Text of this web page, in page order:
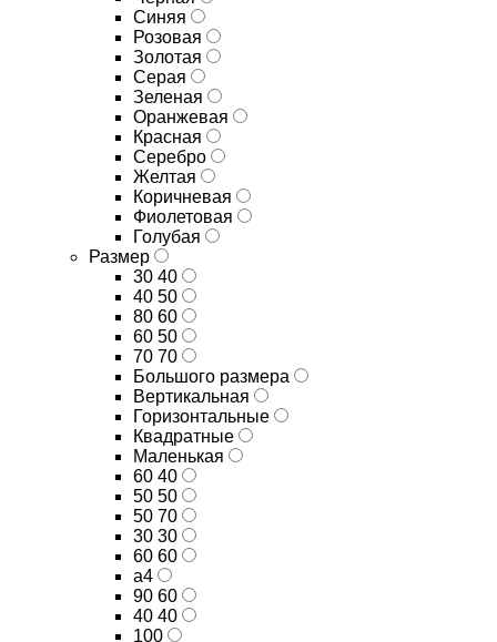
Синяя
Розовая
Золотая
Серая
Зеленая
Оранжевая
Красная
Серебро
Желтая
Коричневая
Фиолетовая
Голубая
Размер
30 40
40 50
80 60
60 50
70 70
Большого размера
Вертикальная
Горизонтальные
Квадратные
Маленькая
60 40
50 50
50 70
30 30
60 60
а4
90 60
40 40
100